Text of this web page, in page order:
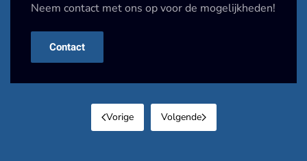
Neem contact met ons op voor de mogelijkheden!
Contact
Vorige Volgende